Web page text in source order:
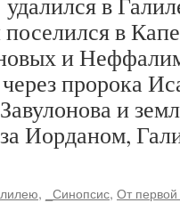
в
и
через пророка
и
Иорданом,
, _Синопсис, От